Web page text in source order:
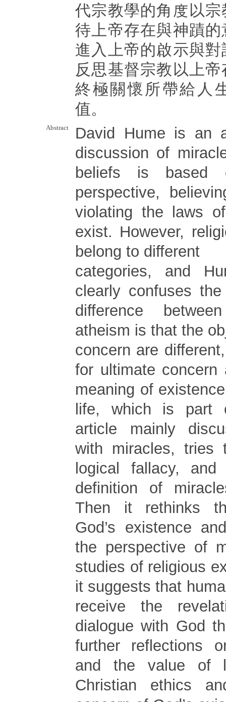
代宗教學的角度以
待上帝存在與神蹟
進入上帝的啟示與
反思基督宗教以上
終極關懷所帶給人
值。
Abstract
David Hume is an
discussion of
beliefs is based
perspective,
violating the laws
exist. However,
belong to different
categories, and
clearly confuses
difference
atheism is that the
concern are
for ultimate concern
meaning of
life, which is part
article mainly
with miracles,
logical fallacy, and
definition of
Then it rethinks
God’s existence
the perspective of
studies of religious
it suggests that
receive the
dialogue with God
further reflections
and the value of
Christian ethics